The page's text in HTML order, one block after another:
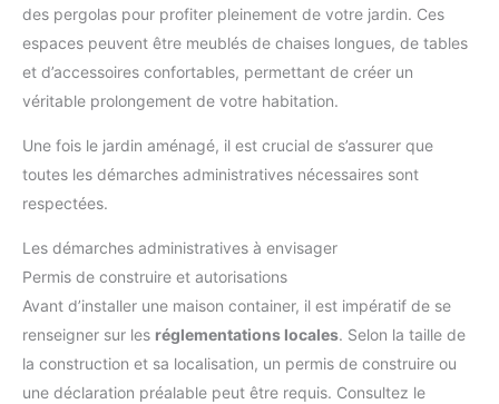
des pergolas pour profiter pleinement de votre jardin. Ces
espaces peuvent être meublés de chaises longues, de tables
et d’accessoires confortables, permettant de créer un
véritable prolongement de votre habitation.
Une fois le jardin aménagé, il est crucial de s’assurer que
toutes les démarches administratives nécessaires sont
respectées.
Les démarches administratives à envisager
Permis de construire et autorisations
Avant d’installer une maison container, il est impératif de se
renseigner sur les réglementations locales. Selon la taille de
la construction et sa localisation, un permis de construire ou
une déclaration préalable peut être requis. Consultez le